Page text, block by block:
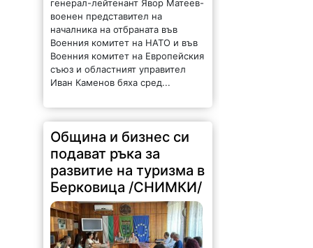
военен представител на
началника на отбраната във
Военния комитет на НАТО и във
Военния комитет на Европейския
съюз и областният управител
Иван Каменов бяха сред...
Община и бизнес си
подават ръка за
развитие на туризма в
Берковица /СНИМКИ/